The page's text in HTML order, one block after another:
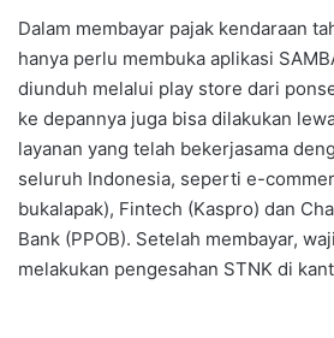
Dalam membayar pajak kendaraan
hanya perlu membuka aplikasi
diunduh melalui play store dari
ke depannya juga bisa dilakukan
layanan yang telah bekerjasama
seluruh Indonesia, seperti e-
bukalapak), Fintech (Kaspro) dan
Bank (PPOB). Setelah membayar,
melakukan pengesahan STNK di